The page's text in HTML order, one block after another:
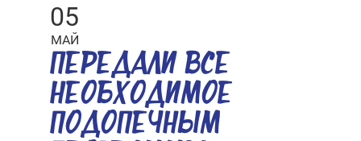
05
МАЙ
ПЕРЕДАЛИ ВСЕ
НЕОБХОДИМОЕ
ПОДОПЕЧНЫМ